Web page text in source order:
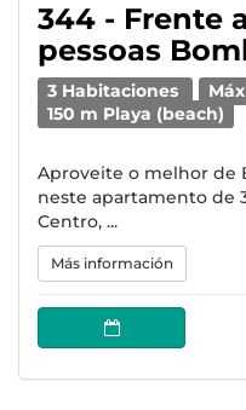
344 - Frente
pessoas
3 Habitaciones
150 m Playa (beach)
Aproveite o melhor de
neste apartamento de
Centro, ...
Más información